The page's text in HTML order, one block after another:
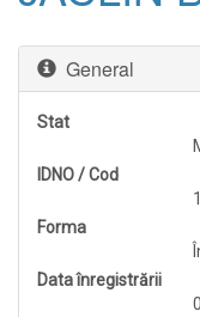
General
Stat
IDNO / Cod
Forma
Data înregistrării